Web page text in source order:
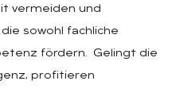
vermeiden und
sowohl fachliche
fördern. Gelingt die
profitieren